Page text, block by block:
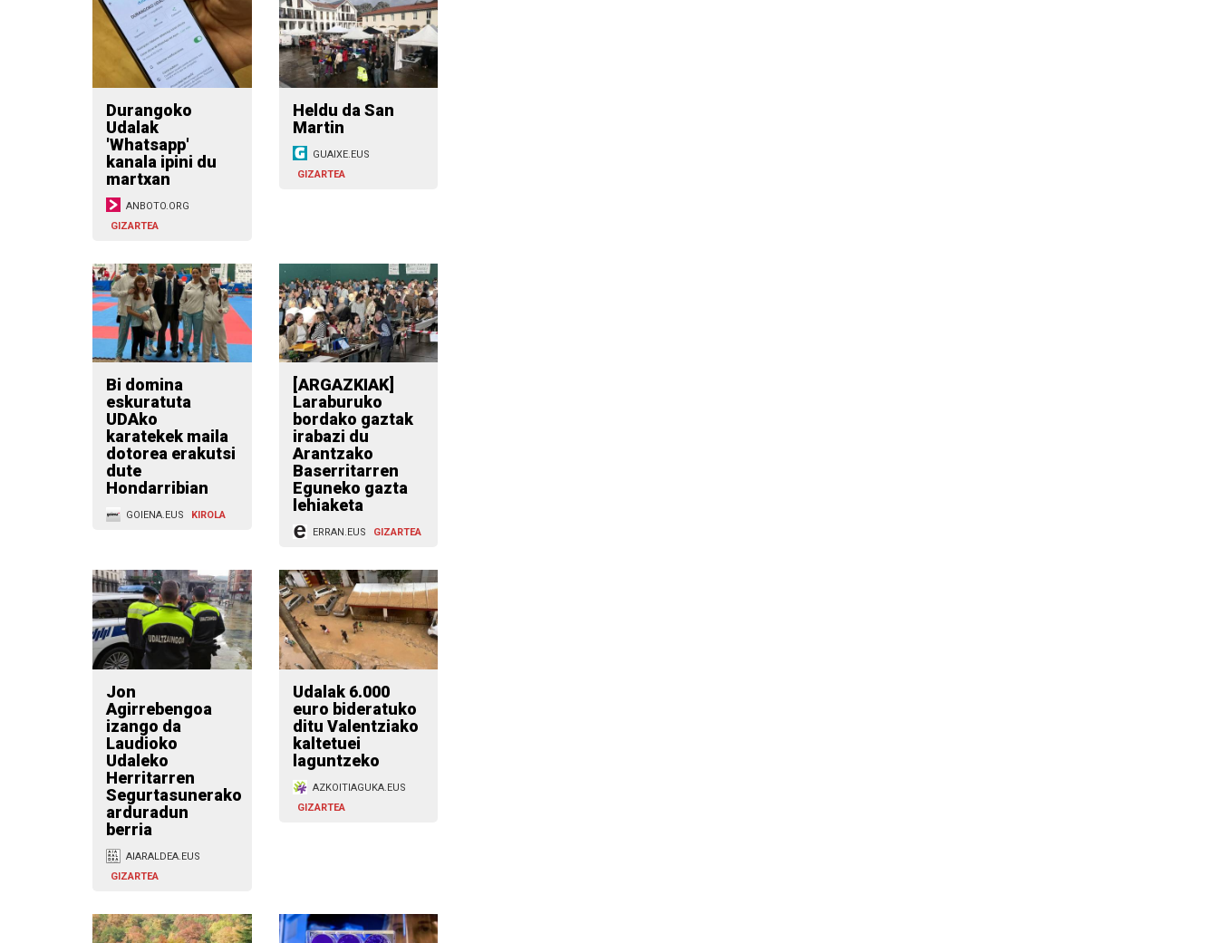
Durangoko
Udalak
'Whatsapp'
kanala ipini du
martxan
ANBOTO.ORG
GIZARTEA
Heldu da San
Martin
GUAIXE.EUS
GIZARTEA
Bi domina
eskuratuta
UDAko
karatekek maila
dotorea erakutsi
dute
Hondarribian
GOIENA.EUS KIROLA
[ARGAZKIAK]
Laraburuko
bordako gaztak
irabazi du
Arantzako
Baserritarren
Eguneko gazta
lehiaketa
ERRAN.EUS GIZARTEA
Jon
Agirrebengoa
izango da
Laudioko
Udaleko
Herritarren
Segurtasunerako
arduradun
berria
AIARALDEA.EUS
GIZARTEA
Udalak 6.000
euro bideratuko
ditu Valentziako
kaltetuei
laguntzeko
AZKOITIAGUKA.EUS
GIZARTEA